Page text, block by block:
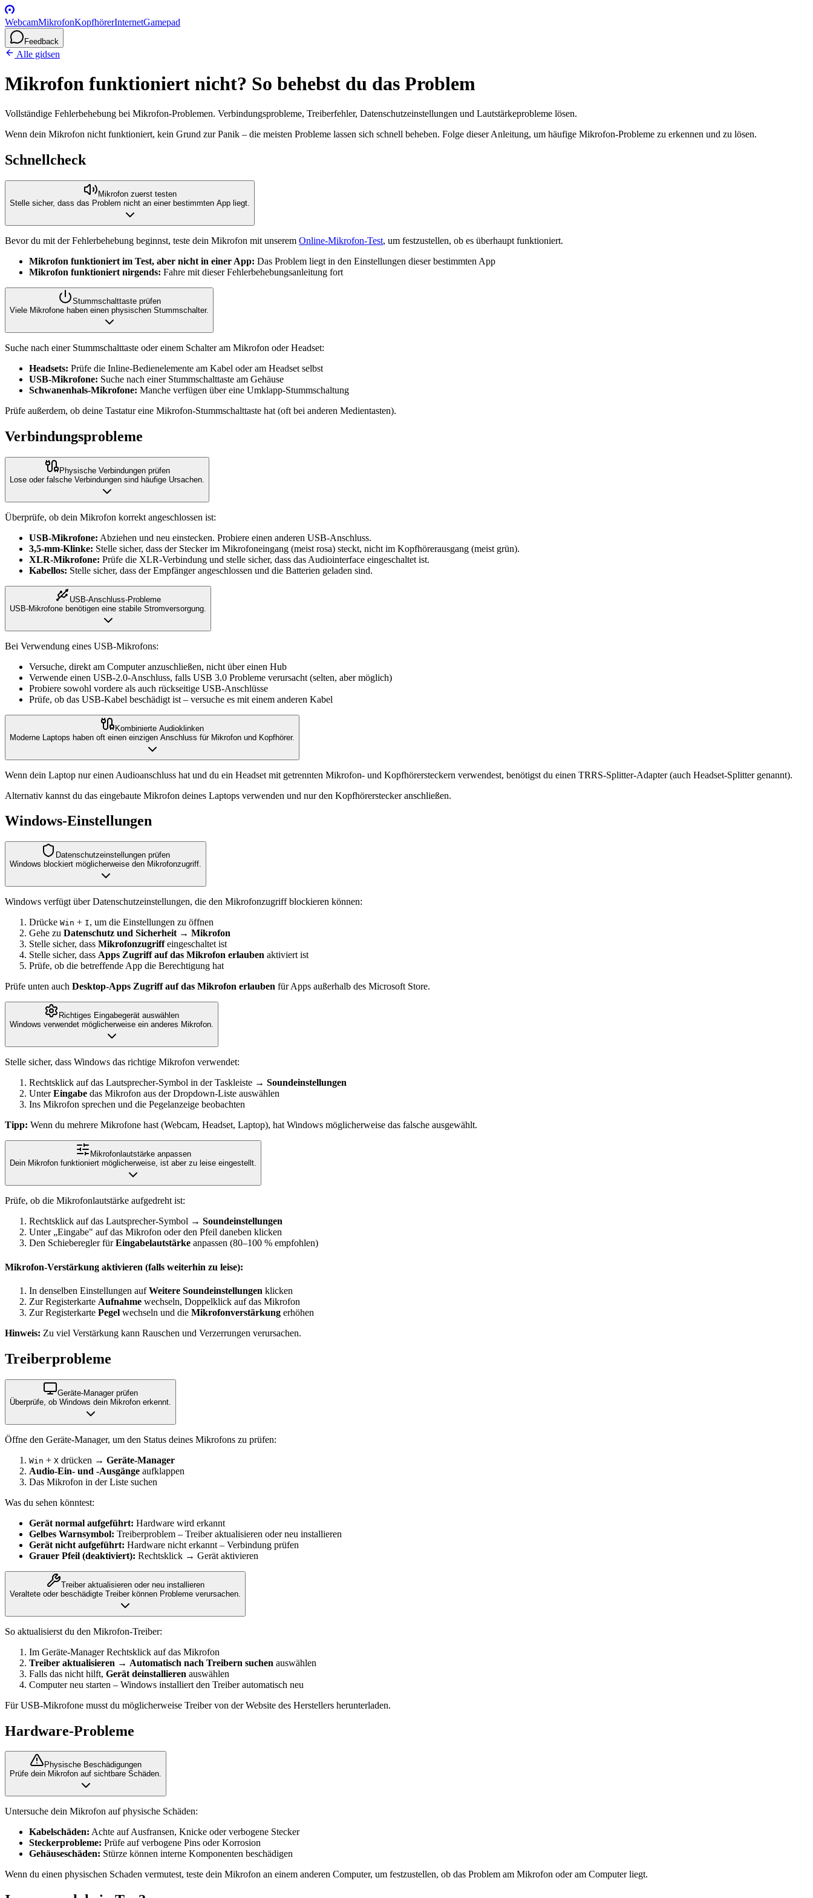
WebcamMikrofonKopfhörerInternetGamepad
Feedback
Alle gidsen
Mikrofon funktioniert nicht? So behebst du das Problem
Vollständige Fehlerbehebung bei Mikrofon-Problemen. Verbindungsprobleme, Treiberfehler, Datenschutzeinstellungen und Lautstärkeprobleme lösen.
Wenn dein Mikrofon nicht funktioniert, kein Grund zur Panik – die meisten Probleme lassen sich schnell beheben. Folge dieser Anleitung, um häufige Mikrofon-Probleme zu erkennen und zu lösen.
Schnellcheck
Mikrofon zuerst testen
Stelle sicher, dass das Problem nicht an einer bestimmten App liegt.
Bevor du mit der Fehlerbehebung beginnst, teste dein Mikrofon mit unserem Online-Mikrofon-Test, um festzustellen, ob es überhaupt funktioniert.
Mikrofon funktioniert im Test, aber nicht in einer App: Das Problem liegt in den Einstellungen dieser bestimmten App
Mikrofon funktioniert nirgends: Fahre mit dieser Fehlerbehebungsanleitung fort
Stummschalttaste prüfen
Viele Mikrofone haben einen physischen Stummschalter.
Suche nach einer Stummschalttaste oder einem Schalter am Mikrofon oder Headset:
Headsets: Prüfe die Inline-Bedienelemente am Kabel oder am Headset selbst
USB-Mikrofone: Suche nach einer Stummschalttaste am Gehäuse
Schwanenhals-Mikrofone: Manche verfügen über eine Umklapp-Stummschaltung
Prüfe außerdem, ob deine Tastatur eine Mikrofon-Stummschalttaste hat (oft bei anderen Medientasten).
Verbindungsprobleme
Physische Verbindungen prüfen
Lose oder falsche Verbindungen sind häufige Ursachen.
Überprüfe, ob dein Mikrofon korrekt angeschlossen ist:
USB-Mikrofone: Abziehen und neu einstecken. Probiere einen anderen USB-Anschluss.
3,5-mm-Klinke: Stelle sicher, dass der Stecker im Mikrofoneingang (meist rosa) steckt, nicht im Kopfhörerausgang (meist grün).
XLR-Mikrofone: Prüfe die XLR-Verbindung und stelle sicher, dass das Audiointerface eingeschaltet ist.
Kabellos: Stelle sicher, dass der Empfänger angeschlossen und die Batterien geladen sind.
USB-Anschluss-Probleme
USB-Mikrofone benötigen eine stabile Stromversorgung.
Bei Verwendung eines USB-Mikrofons:
Versuche, direkt am Computer anzuschließen, nicht über einen Hub
Verwende einen USB-2.0-Anschluss, falls USB 3.0 Probleme verursacht (selten, aber möglich)
Probiere sowohl vordere als auch rückseitige USB-Anschlüsse
Prüfe, ob das USB-Kabel beschädigt ist – versuche es mit einem anderen Kabel
Kombinierte Audioklinken
Moderne Laptops haben oft einen einzigen Anschluss für Mikrofon und Kopfhörer.
Wenn dein Laptop nur einen Audioanschluss hat und du ein Headset mit getrennten Mikrofon- und Kopfhörersteckern verwendest, benötigst du einen TRRS-Splitter-Adapter (auch Headset-Splitter genannt).
Alternativ kannst du das eingebaute Mikrofon deines Laptops verwenden und nur den Kopfhörerstecker anschließen.
Windows-Einstellungen
Datenschutzeinstellungen prüfen
Windows blockiert möglicherweise den Mikrofonzugriff.
Windows verfügt über Datenschutzeinstellungen, die den Mikrofonzugriff blockieren können:
Drücke Win + I, um die Einstellungen zu öffnen
Gehe zu Datenschutz und Sicherheit → Mikrofon
Stelle sicher, dass Mikrofonzugriffeingeschaltet ist
Stelle sicher, dass Apps Zugriff auf das Mikrofon erlauben aktiviert ist
Prüfe, ob die betreffende App die Berechtigung hat
Prüfe unten auch Desktop-Apps Zugriff auf das Mikrofon erlauben für Apps außerhalb des Microsoft Store.
Richtiges Eingabegerät auswählen
Windows verwendet möglicherweise ein anderes Mikrofon.
Stelle sicher, dass Windows das richtige Mikrofon verwendet:
Rechtsklick auf das Lautsprecher-Symbol in der Taskleiste → Soundeinstellungen
UnterEingabe das Mikrofon aus der Dropdown-Liste auswählen
Ins Mikrofon sprechen und die Pegelanzeige beobachten
Tipp: Wenn du mehrere Mikrofone hast (Webcam, Headset, Laptop), hat Windows möglicherweise das falsche ausgewählt.
Mikrofonlautstärke anpassen
Dein Mikrofon funktioniert möglicherweise, ist aber zu leise eingestellt.
Prüfe, ob die Mikrofonlautstärke aufgedreht ist:
Rechtsklick auf das Lautsprecher-Symbol → Soundeinstellungen
Unter „Eingabe" auf das Mikrofon oder den Pfeil daneben klicken
Den Schieberegler fürEingabelautstärke anpassen (80–100 % empfohlen)
Mikrofon-Verstärkung aktivieren (falls weiterhin zu leise):
In denselben Einstellungen aufWeitere Soundeinstellungen klicken
Zur Registerkarte Aufnahme wechseln, Doppelklick auf das Mikrofon
Zur Registerkarte Pegel wechseln und die Mikrofonverstärkung erhöhen
Hinweis: Zu viel Verstärkung kann Rauschen und Verzerrungen verursachen.
Treiberprobleme
Geräte-Manager prüfen
Überprüfe, ob Windows dein Mikrofon erkennt.
Öffne den Geräte-Manager, um den Status deines Mikrofons zu prüfen:
Win + X drücken → Geräte-Manager
Audio-Ein- und -Ausgänge aufklappen
Das Mikrofon in der Liste suchen
Was du sehen könntest:
Gerät normal aufgeführt: Hardware wird erkannt
Gelbes Warnsymbol: Treiberproblem – Treiber aktualisieren oder neu installieren
Gerät nicht aufgeführt: Hardware nicht erkannt – Verbindung prüfen
Grauer Pfeil (deaktiviert): Rechtsklick → Gerät aktivieren
Treiber aktualisieren oder neu installieren
Veraltete oder beschädigte Treiber können Probleme verursachen.
So aktualisierst du den Mikrofon-Treiber:
Im Geräte-Manager Rechtsklick auf das Mikrofon
Treiber aktualisieren → Automatisch nach Treibern suchen auswählen
Falls das nicht hilft, Gerät deinstallieren auswählen
Computer neu starten – Windows installiert den Treiber automatisch neu
Für USB-Mikrofone musst du möglicherweise Treiber von der Website des Herstellers herunterladen.
Hardware-Probleme
Physische Beschädigungen
Prüfe dein Mikrofon auf sichtbare Schäden.
Untersuche dein Mikrofon auf physische Schäden:
Kabelschäden: Achte auf Ausfransen, Knicke oder verbogene Stecker
Steckerprobleme: Prüfe auf verbogene Pins oder Korrosion
Gehäuseschäden: Stürze können interne Komponenten beschädigen
Wenn du einen physischen Schaden vermutest, teste dein Mikrofon an einem anderen Computer, um festzustellen, ob das Problem am Mikrofon oder am Computer liegt.